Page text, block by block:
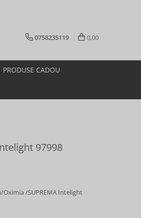
0758235119 0,00
PRODUSE CADOU
97998
/SUPREMA Intelight